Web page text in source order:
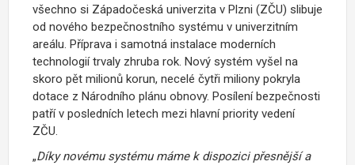
všechno si Západočeská univerzita v Plzni (ZČU) slibuje
od nového bezpečnostního systému v univerzitním
areálu. Příprava i samotná instalace moderních
technologií trvaly zhruba rok. Nový systém vyšel na
skoro pět milionů korun, necelé čytři miliony pokryla
dotace z Národního plánu obnovy. Posílení bezpečnosti
patří v posledních letech mezi hlavní priority vedení
ZČU.
„Díky novému systému máme k dispozici přesnější a